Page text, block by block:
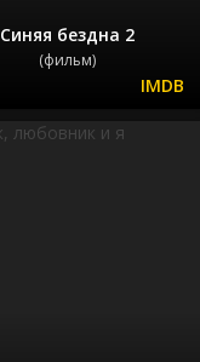
Синяя бездна 2
(фильм)